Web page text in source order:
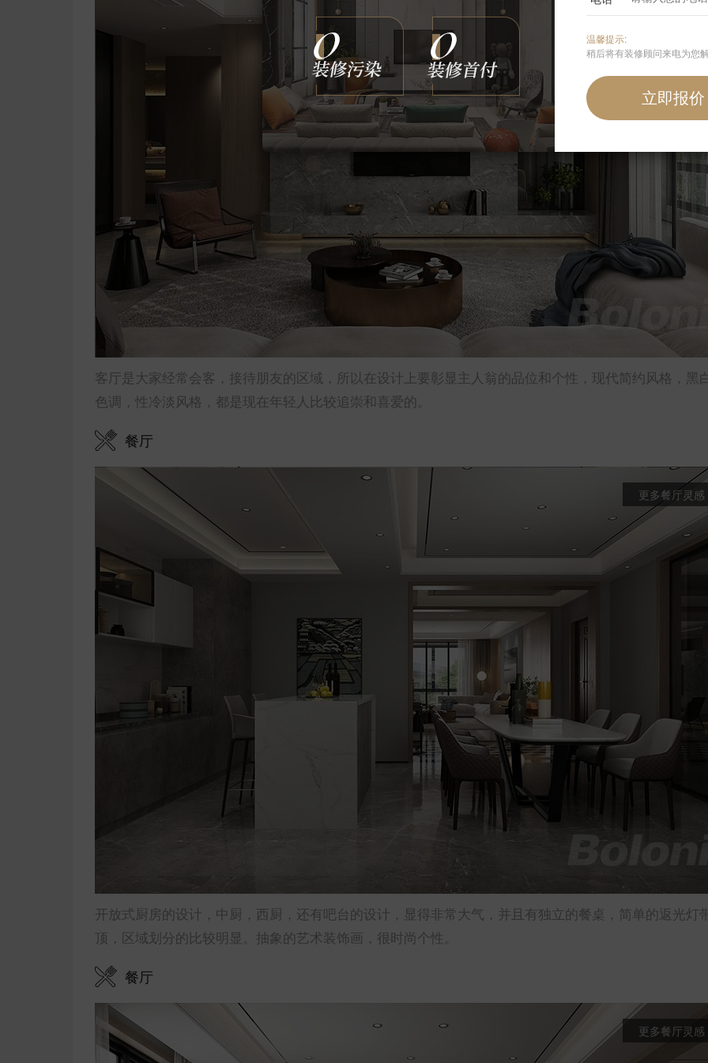
客厅是大家经常会客，接待朋友的区域，所以在设计上要彰显主人翁的品位和个性，现代简约风格，黑
色调，性冷淡风格，都是现在年轻人比较追崇和喜爱的。
餐厅
更多餐厅灵感
开放式厨房的设计，中厨，西厨，还有吧台的设计，显得非常大气，并且有独立的餐桌，简单的返光灯
顶，区域划分的比较明显。抽象的艺术装饰画，很时尚个性。
餐厅
更多餐厅灵感
温馨提示:
稍后将有装修顾问来电为您